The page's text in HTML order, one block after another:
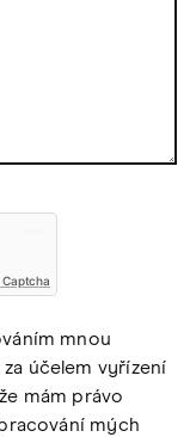
mnou
účelem vyřízení
mám právo
mých